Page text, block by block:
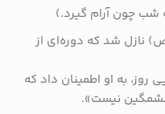
شب چون آرام گیرد.)
نازل شد که دوره‌ای از
روز، به او اطمینان داد که
خشمگین نیست».